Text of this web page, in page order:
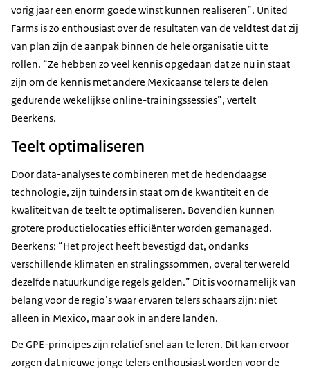
vorig jaar een enorm goede winst kunnen realiseren”. United
Farms is zo enthousiast over de resultaten van de veldtest dat zij
van plan zijn de aanpak binnen de hele organisatie uit te
rollen. “Ze hebben zo veel kennis opgedaan dat ze nu in staat
zijn om de kennis met andere Mexicaanse telers te delen
gedurende wekelijkse online-trainingssessies”, vertelt
Beerkens.
Teelt optimaliseren
Door data-analyses te combineren met de hedendaagse
technologie, zijn tuinders in staat om de kwantiteit en de
kwaliteit van de teelt te optimaliseren. Bovendien kunnen
grotere productielocaties efficiënter worden gemanaged.
Beerkens: “Het project heeft bevestigd dat, ondanks
verschillende klimaten en stralingssommen, overal ter wereld
dezelfde natuurkundige regels gelden.” Dit is voornamelijk van
belang voor de regio’s waar ervaren telers schaars zijn: niet
alleen in Mexico, maar ook in andere landen.
De GPE-principes zijn relatief snel aan te leren. Dit kan ervoor
zorgen dat nieuwe jonge telers enthousiast worden voor de